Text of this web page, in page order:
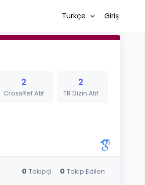
Türkçe Giriş
2
CrossRef Atıf
2
TR Dizin Atıf
0 Takipçi 0 Takip Edilen